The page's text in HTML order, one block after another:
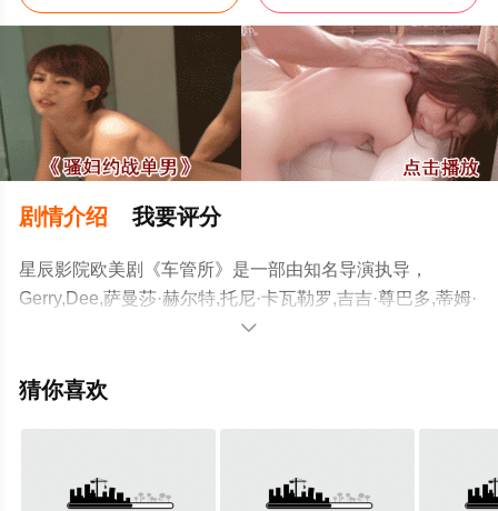
剧情介绍 我要评分
星辰影院欧美剧《车管所》是一部由知名导演执导，
Gerry,Dee,萨曼莎·赫尔特,托尼·卡瓦勒罗,吉吉·尊巴多,蒂姆·
梅多斯,哈丽特·戴尔,亚历克斯·塔兰特,莫利·卡尔尼等演员精
视剧全集就上星辰电影网，更多相关信息可移步至豆瓣电

猜你喜欢